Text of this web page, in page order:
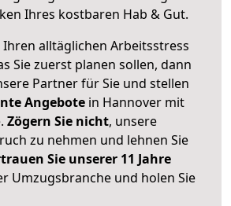
Ihres kostbaren Hab & Gut.
Ihren alltäglichen Arbeitsstress
Sie zuerst planen sollen, dann
Partner für Sie und stellen
Angebote in Hannover mit
Zögern Sie nicht, unsere
zu nehmen und lehnen Sie
Sie unserer 11 Jahre
Umzugsbranche und holen Sie